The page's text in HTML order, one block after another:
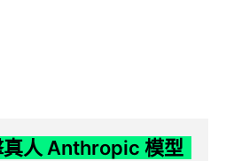
真人 Anthropic 模型